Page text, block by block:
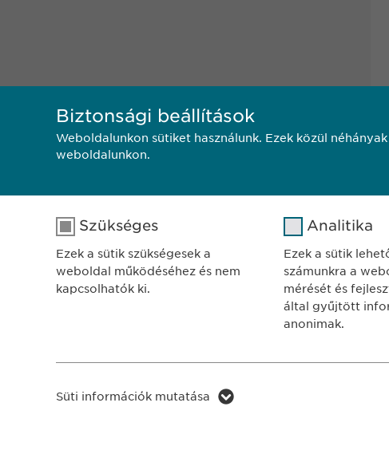
SZÉKHELY
Ewopharma
1122 Budapest
Adatkezelési tájékoztató
Biztonsági beállítások
Weboldalunkon sütiket használunk. Ezek közül
weboldalunkon.
Szükséges
Ezek a sütik szükségesek a
weboldal működéséhez és nem
kapcsolhatók ki.
Analitika
Ezek a sütik
számunkra a
mérését és
által gyűjtött
anonimak.
Süti információk mutatása